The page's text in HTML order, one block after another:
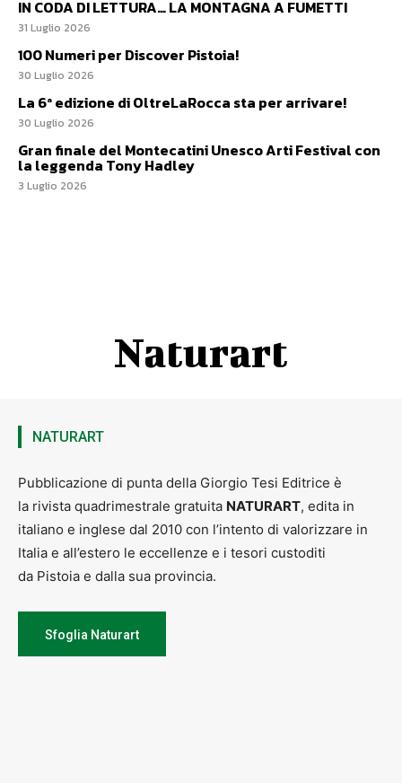
IN CODA DI LETTURA… LA MONTAGNA A FUMETTI
31 Luglio 2026
100 Numeri per Discover Pistoia!
30 Luglio 2026
La 6ª edizione di OltreLaRocca sta per arrivare!
30 Luglio 2026
Gran finale del Montecatini Unesco Arti Festival con
la leggenda Tony Hadley
3 Luglio 2026
Naturart
NATURART
Pubblicazione di punta della Giorgio Tesi Editrice è
la rivista quadrimestrale gratuita NATURART, edita in
italiano e inglese dal 2010 con l’intento di valorizzare in
Italia e all’estero le eccellenze e i tesori custoditi
da Pistoia e dalla sua provincia.
Sfoglia Naturart